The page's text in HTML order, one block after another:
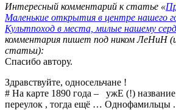
Интересный комментарий к статье «
Маленькие открытия в центре нашего
Культпоход в места, милые нашему
комментария пишет под ником ЛеНиН
статьи):
Спасибо автору.
Здравствуйте, односельчане !
# На карте 1890 года – ужЕ (!)
переулок , тогда ещё … Однофамильцы .